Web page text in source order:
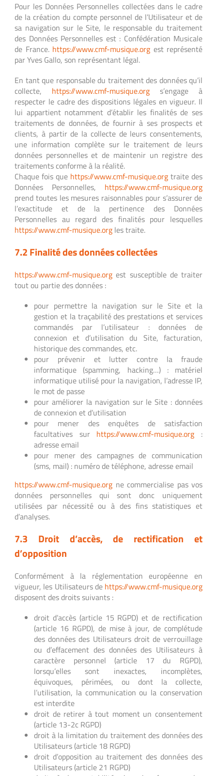
Pour les Données Personnelles collectées dans le cadre
de la création du compte personnel de l’Utilisateur et de
sa navigation sur le Site, le responsable du traitement
des Données Personnelles est : Confédération Musicale
de France. https://www.cmf-musique.org est représenté
par Yves Gallo, son représentant légal.
En tant que responsable du traitement des données qu’il
collecte, https://www.cmf-musique.org s’engage à
respecter le cadre des dispositions légales en vigueur. Il
lui appartient notamment d’établir les finalités de ses
traitements de données, de fournir à ses prospects et
clients, à partir de la collecte de leurs consentements,
une information complète sur le traitement de leurs
données personnelles et de maintenir un registre des
traitements conforme à la réalité.
Chaque fois que https://www.cmf-musique.org traite des
Données Personnelles, https://www.cmf-musique.org
prend toutes les mesures raisonnables pour s’assurer de
l’exactitude et de la pertinence des Données
Personnelles au regard des finalités pour lesquelles
https://www.cmf-musique.org les traite.
7.2 Finalité des données collectées
https://www.cmf-musique.org est susceptible de traiter
tout ou partie des données :
pour permettre la navigation sur le Site et la
gestion et la traçabilité des prestations et services
commandés par l’utilisateur : données de
connexion et d’utilisation du Site, facturation,
historique des commandes, etc.
pour prévenir et lutter contre la fraude
informatique (spamming, hacking…) : matériel
informatique utilisé pour la navigation, l’adresse IP,
le mot de passe
pour améliorer la navigation sur le Site : données
de connexion et d’utilisation
pour mener des enquêtes de satisfaction
facultatives sur https://www.cmf-musique.org :
adresse email
pour mener des campagnes de communication
(sms, mail) : numéro de téléphone, adresse email
https://www.cmf-musique.org ne commercialise pas vos
données personnelles qui sont donc uniquement
utilisées par nécessité ou à des fins statistiques et
d’analyses.
7.3 Droit d’accès, de rectification et
d’opposition
Conformément à la réglementation européenne en
vigueur, les Utilisateurs de https://www.cmf-musique.org
disposent des droits suivants :
droit d’accès (article 15 RGPD) et de rectification
(article 16 RGPD), de mise à jour, de complétude
des données des Utilisateurs droit de verrouillage
ou d’effacement des données des Utilisateurs à
caractère personnel (article 17 du RGPD),
lorsqu’elles sont inexactes, incomplètes,
équivoques, périmées, ou dont la collecte,
l’utilisation, la communication ou la conservation
est interdite
droit de retirer à tout moment un consentement
(article 13-2c RGPD)
droit à la limitation du traitement des données des
Utilisateurs (article 18 RGPD)
droit d’opposition au traitement des données des
Utilisateurs (article 21 RGPD)